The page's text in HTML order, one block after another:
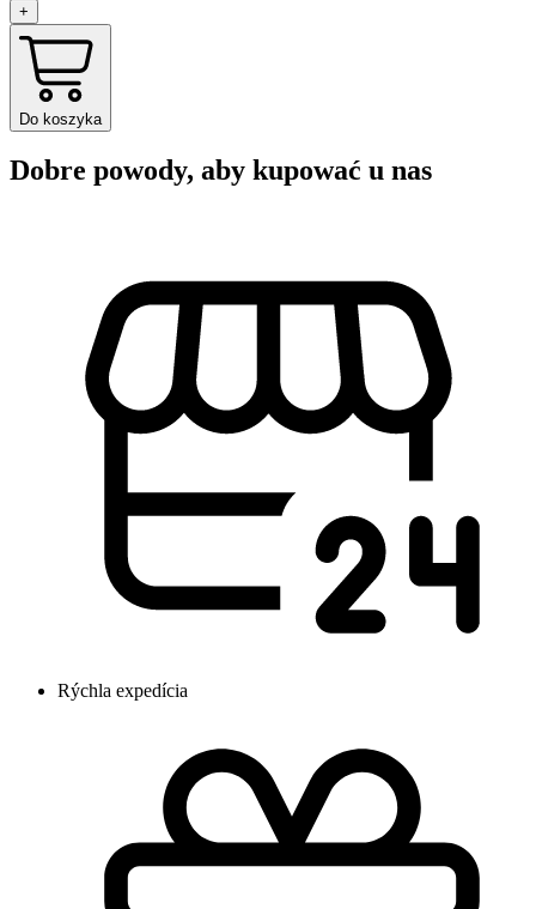
+
Do koszyka
Dobre powody, aby kupować u nas
Rýchla expedícia